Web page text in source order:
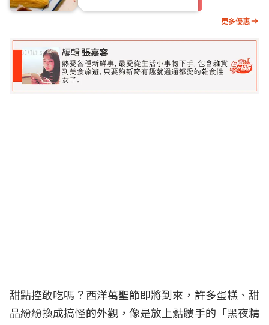
更多優惠
甜點控敢吃嗎？西洋萬聖節即將到來，許多蛋糕、甜
品紛紛換成搞怪的外觀，像是放上骷髏手的「黑夜精